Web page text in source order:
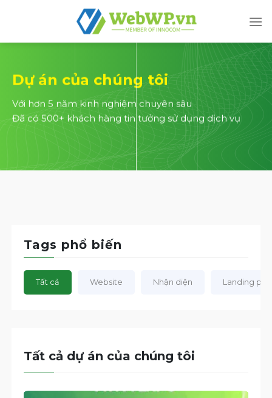
Dự án của chúng tôi
Với hơn 5 năm kinh nghiệm chuyên sâu
Đã có 500+ khách hàng tin tưởng sử dụng dịch vụ
Tags phổ biến
Tất cả Website Nhận diện Landing
Tất cả dự án của chúng tôi